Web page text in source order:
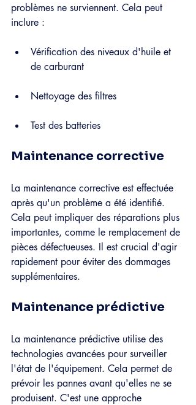
problèmes ne surviennent. Cela peut
inclure :
Vérification des niveaux d'huile et
de carburant
Nettoyage des filtres
Test des batteries
Maintenance corrective
La maintenance corrective est effectuée
après qu'un problème a été identifié.
Cela peut impliquer des réparations plus
importantes, comme le remplacement de
pièces défectueuses. Il est crucial d'agir
rapidement pour éviter des dommages
supplémentaires.
Maintenance prédictive
La maintenance prédictive utilise des
technologies avancées pour surveiller
l'état de l'équipement. Cela permet de
prévoir les pannes avant qu'elles ne se
produisent. C'est une approche